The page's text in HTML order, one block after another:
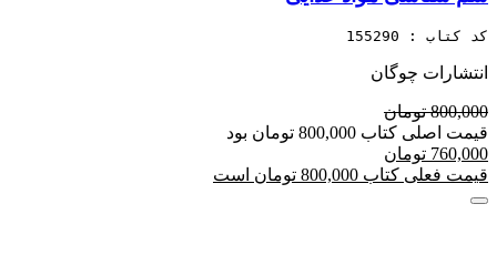
کد کتاب : 155290
انتشارات چوگان
800,000 تومان
قیمت اصلی کتاب 800,000 تومان بود
760,000 تومان
قیمت فعلی کتاب 800,000 تومان است